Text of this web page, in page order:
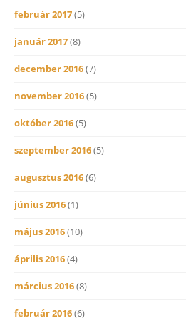
február 2017(5)
január 2017(8)
december 2016(7)
november 2016(5)
október 2016(5)
szeptember 2016(5)
augusztus 2016(6)
június 2016(1)
május 2016(10)
április 2016(4)
március 2016(8)
február 2016(6)